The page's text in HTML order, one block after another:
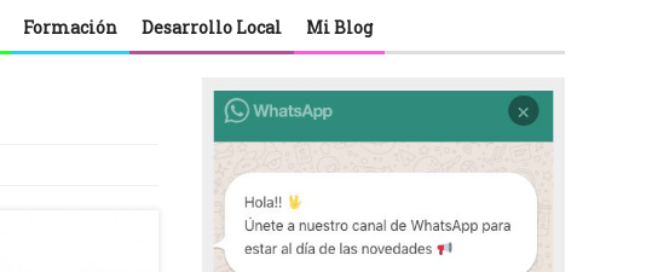
Formación Desarrollo Local Mi Blog